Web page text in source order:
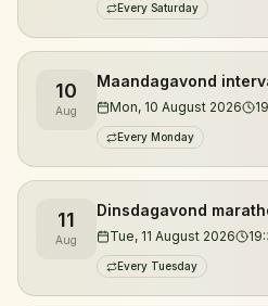
duinen van Noord-Holland,
de mooiste singletracks,
van de regio.
De trainingen worden
looptrainer en ultraloper
dan vijftien jaar
ultramarathons achter zijn
van hun eerste 5 kilometer
ultramarathons.
Every Saturday
10
Aug
Maandagavond
Mon, 10 August 2026
Every Monday
11
Aug
Dinsdagavond
Tue, 11 August 2026
Every Tuesday